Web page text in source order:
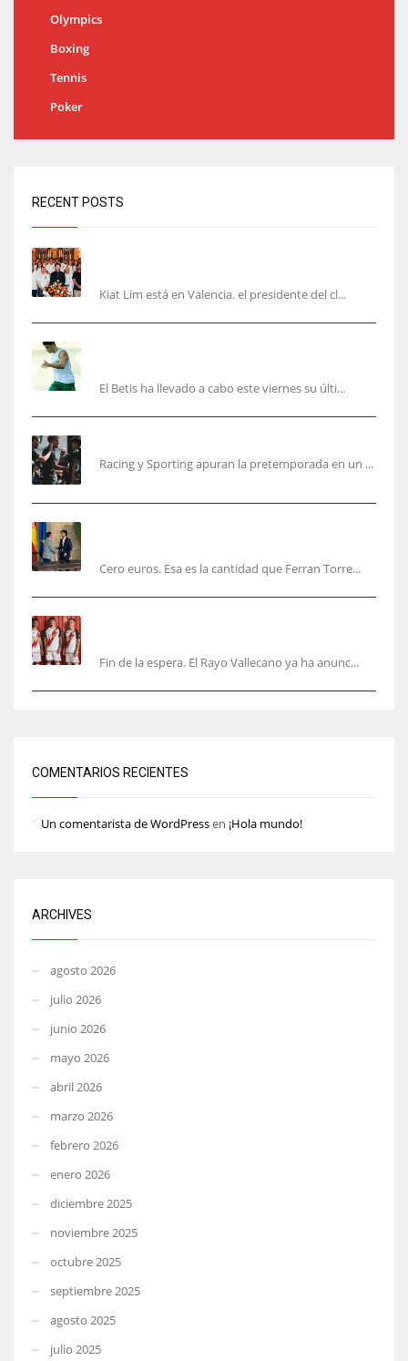
Olympics
Boxing
Tennis
Poker
RECENT POSTS
Kiat Lim está en Valencia. el presidente del cl...
El Betis ha llevado a cabo este viernes su últi...
Racing y Sporting apuran la pretemporada en un ...
Cero euros. Esa es la cantidad que Ferran Torre...
Fin de la espera. El Rayo Vallecano ya ha anunc...
COMENTARIOS RECIENTES
Un comentarista de WordPressen ¡Hola mundo!
ARCHIVES
agosto 2026
julio 2026
junio 2026
mayo 2026
abril 2026
marzo 2026
febrero 2026
enero 2026
diciembre 2025
noviembre 2025
octubre 2025
septiembre 2025
agosto 2025
julio 2025